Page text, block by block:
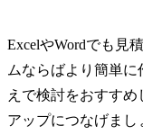
ExcelやWordでも見
ムならばより簡単
えで検討をおすす
アップにつなげまし